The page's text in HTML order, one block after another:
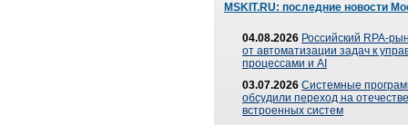
MSKIT.RU: последние новости
04.08.2026 Российский RPA-
от автоматизации задач к
процессами и AI
03.07.2026 Системные
обсудили переход на
встроенных систем